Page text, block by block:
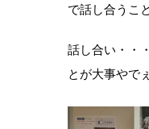
で話し合うこ
話し合い・・
とが大事やで